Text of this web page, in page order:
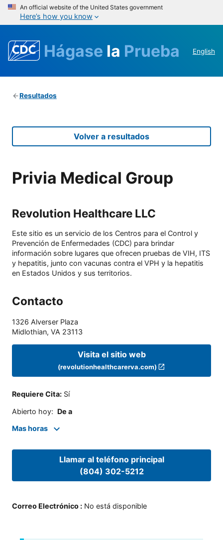
An official website of the United States government
Here’s how you know
Hágase la Prueba English
Resultados
Volver a resultados
Privia Medical Group
Revolution Healthcare LLC
Este sitio es un servicio de los Centros para el Control y
Prevención de Enfermedades (CDC) para brindar
información sobre lugares que ofrecen pruebas de VIH, ITS
y hepatitis, junto con vacunas contra el VPH y la hepatitis
en Estados Unidos y sus territorios.
Contacto
1326 Alverser Plaza
Midlothian, VA 23113
Visita el sitio web
(revolutionhealthcarerva.com)
Requiere Cita: Sí
Abierto hoy: De a
Mas horas
Llamar al teléfono principal
(804) 302-5212
Correo Electrónico : No está disponible